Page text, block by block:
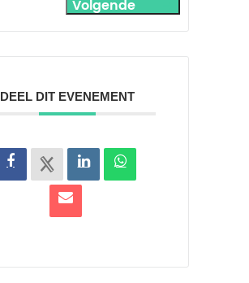
Volgende
DEEL DIT EVENEMENT